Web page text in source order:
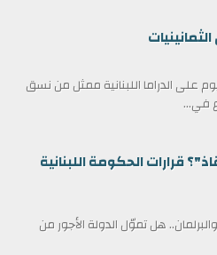
على الدراما اللبنانية ممثل من نسق
في...
قرارات الحكومة اللبنانية
هل تموّل الدولة الأجور من